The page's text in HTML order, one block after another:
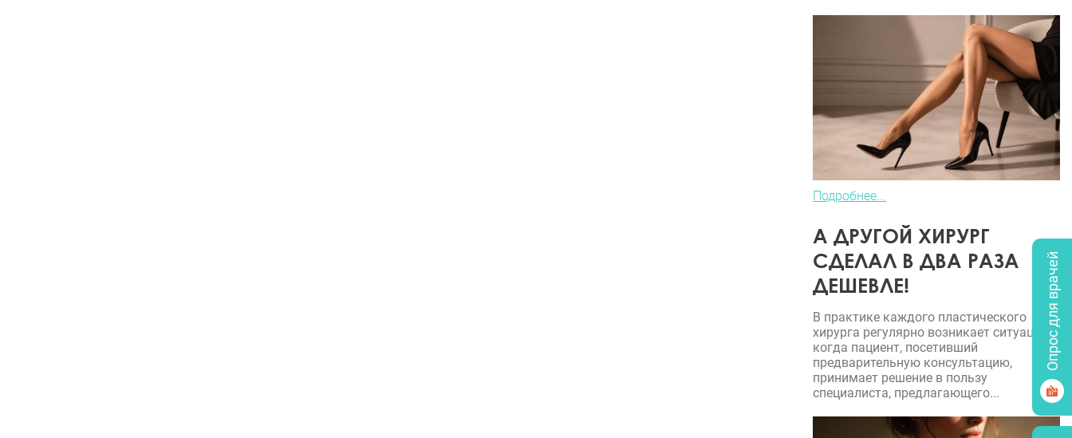
Подробнее...
А ДРУГОЙ ХИРУРГ
СДЕЛАЛ В ДВА РАЗА
ДЕШЕВЛЕ!
В практике каждого пластического
хирурга регулярно возникает ситуация,
когда пациент, посетивший
предварительную консультацию,
принимает решение в пользу
специалиста, предлагающего...
Опрос для врачей